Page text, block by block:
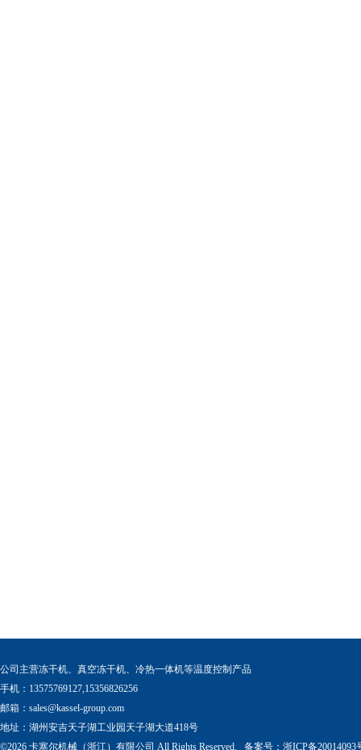
公司主营冻干机、真空冻干机、冷热一体机等温度控制产品
手机：13575769127,15356826256
邮箱： sales@kassel-group.com
地址：湖州安吉天子湖工业园天子湖大道418号
©2026 卡塞尔机械（浙江）有限公司 All Rights Reserved. 备案号： 浙ICP备20014093